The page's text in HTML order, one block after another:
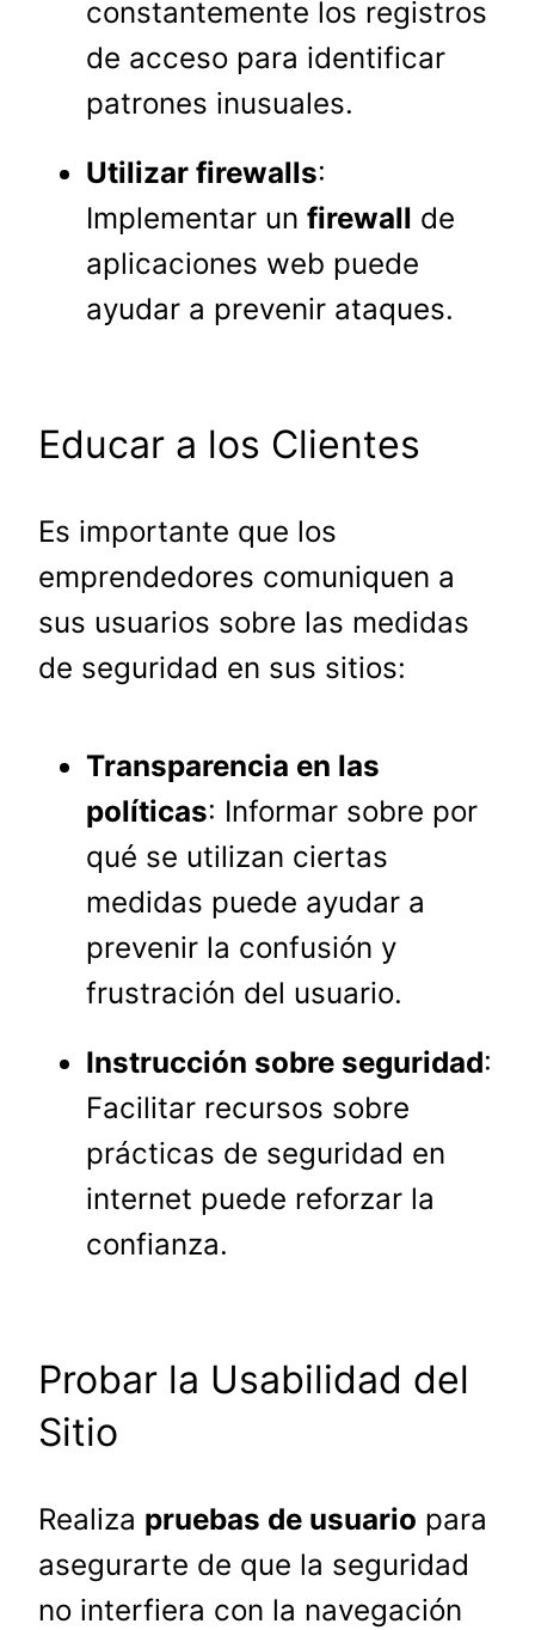
constantemente los registros
de acceso para identificar
patrones inusuales.
Utilizar firewalls:
Implementar un firewall de
aplicaciones web puede
ayudar a prevenir ataques.
Educar a los Clientes
Es importante que los
emprendedores comuniquen a
sus usuarios sobre las medidas
de seguridad en sus sitios:
Transparencia en las
políticas: Informar sobre por
qué se utilizan ciertas
medidas puede ayudar a
prevenir la confusión y
frustración del usuario.
Instrucción sobre seguridad:
Facilitar recursos sobre
prácticas de seguridad en
internet puede reforzar la
confianza.
Probar la Usabilidad del
Sitio
Realiza pruebas de usuario para
asegurarte de que la seguridad
no interfiera con la navegación